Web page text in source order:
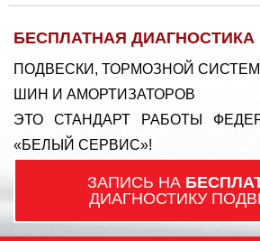
БЕСПЛАТНАЯ ДИАГНОСТИКА
ПОДВЕСКИ, ТОРМОЗНОЙ
ШИН И АМОРТИЗАТОРОВ
ЭТО СТАНДАРТ РАБОТЫ
«БЕЛЫЙ СЕРВИС»!
ЗАПИСЬ НА
ДИАГНОСТИКУ